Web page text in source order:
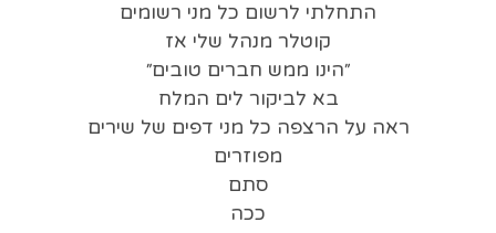
התחלתי לרשום כל מני רשומים
קוטלר מנהל שלי אז
״הינו ממש חברים טובים״
בא לביקור לים המלח
ראה על הרצפה כל מני דפים של שירים
מפוזרים
סתם
ככה